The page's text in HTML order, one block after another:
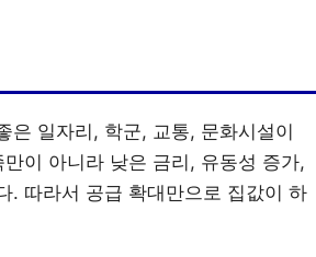
은 일자리, 학군, 교통, 문화시설이
이 아니라 낮은 금리, 유동성 증가,
. 따라서 공급 확대만으로 집값이 하